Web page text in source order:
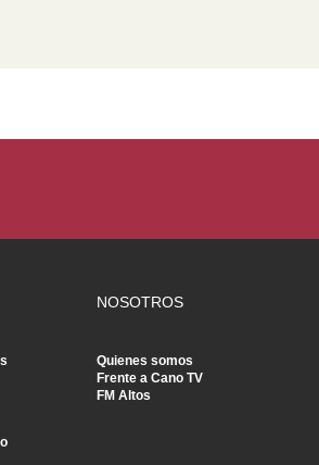
NOSOTROS
Quienes somos
Frente a Cano TV
FM Altos